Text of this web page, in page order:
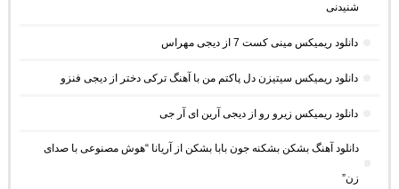
شنیدنی
دانلود ریمیکس مینی کست 7 از دیجی مهراس
دانلود ریمیکس سیتیزن دل پاکتم من با آهنگ ترکی دختر از دیجی فنزو
دانلود ریمیکس زیرو رو از دیجی آرین ای آر جی
دانلود آهنگ بشکن بشکنه جون بابا بشکن از آریانا “هوش مصنوعی با صدای
زن”